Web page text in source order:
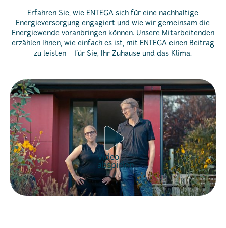
Erfahren Sie, wie ENTEGA sich für eine nachhaltige
Energieversorgung engagiert und wie wir gemeinsam die
Energiewende voranbringen können. Unsere Mitarbeitenden
erzählen Ihnen, wie einfach es ist, mit ENTEGA einen Beitrag
zu leisten – für Sie, Ihr Zuhause und das Klima.
Video
abspielen